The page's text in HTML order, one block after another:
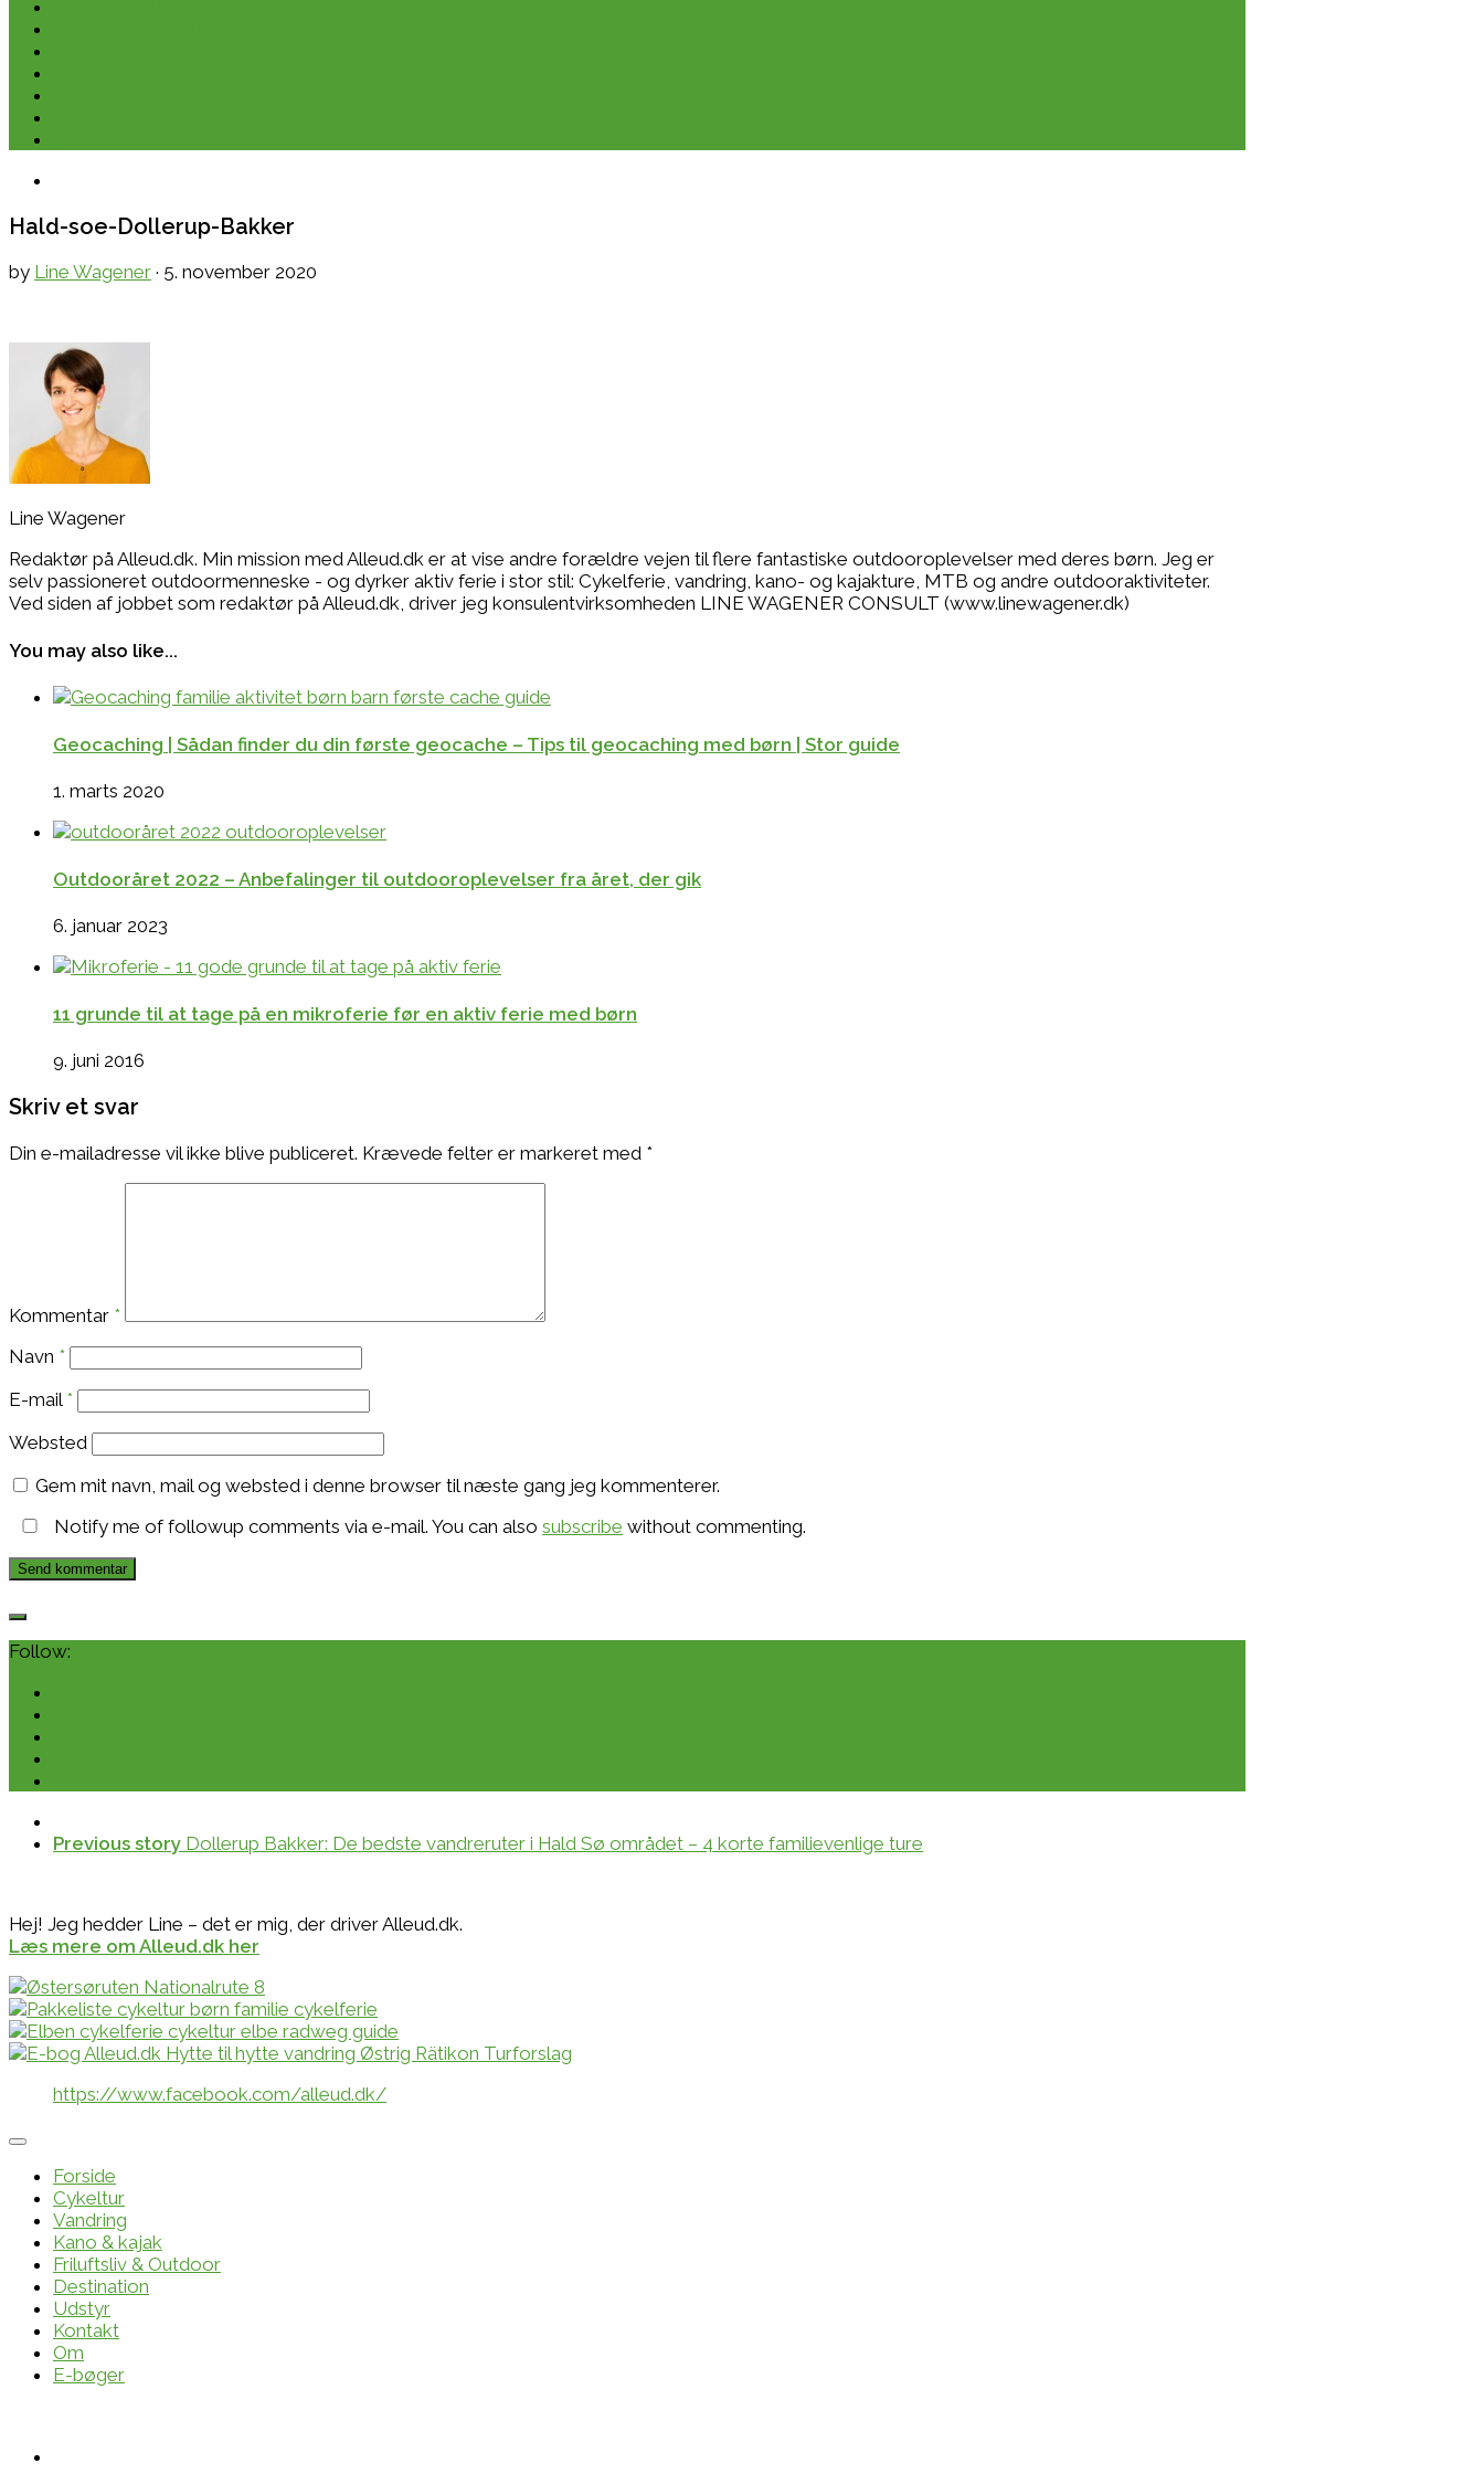
Hald-soe-Dollerup-Bakker
by Line Wagener · 5. november 2020
Line Wagener
Redaktør på Alleud.dk. Min mission med Alleud.dk er at vise andre forældre vejen til flere fantastiske outdooroplevelser med deres børn. Jeg er
selv passioneret outdoormenneske - og dyrker aktiv ferie i stor stil: Cykelferie, vandring, kano- og kajakture, MTB og andre outdooraktiviteter.
Ved siden af jobbet som redaktør på Alleud.dk, driver jeg konsulentvirksomheden LINE WAGENER CONSULT (www.linewagener.dk)
You may also like...
Geocaching | Sådan finder du din første geocache – Tips til geocaching med børn | Stor guide
1. marts 2020
Outdooråret 2022 – Anbefalinger til outdooroplevelser fra året, der gik
6. januar 2023
11 grunde til at tage på en mikroferie før en aktiv ferie med børn
9. juni 2016
Skriv et svar
Din e-mailadresse vil ikke blive publiceret. Krævede felter er markeret med *
Kommentar *
Navn *
E-mail *
Websted
Gem mit navn, mail og websted i denne browser til næste gang jeg kommenterer.
Notify me of followup comments via e-mail. You can also subscribe without commenting.
Follow:
Previous story Dollerup Bakker: De bedste vandreruter i Hald Sø området – 4 korte familievenlige ture
Hej! Jeg hedder Line – det er mig, der driver Alleud.dk.
Læs mere om Alleud.dk her
https://www.facebook.com/alleud.dk/
Forside
Cykeltur
Vandring
Kano & kajak
Friluftsliv & Outdoor
Destination
Udstyr
Kontakt
Om
E-bøger